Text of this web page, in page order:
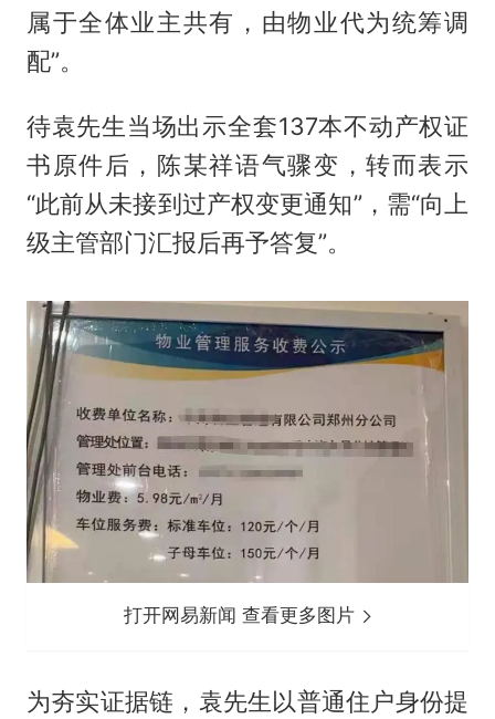
属于全体业主共有，由物业代为统筹调
配”。
待袁先生当场出示全套137本不动产权证
书原件后，陈某祥语气骤变，转而表示
“此前从未接到过产权变更通知”，需“向上
级主管部门汇报后再予答复”。
打开网易新闻 查看更多图片
为夯实证据链，袁先生以普通住户身份提